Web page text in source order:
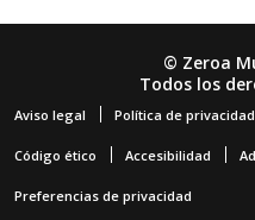
© Zeroa
Todos los
Aviso legal Política de privacidad
Código ético Accesibilidad
Preferencias de privacidad